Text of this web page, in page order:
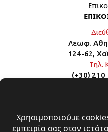
Λεωφ.
124-62,
Τηλ.
(+30) 210